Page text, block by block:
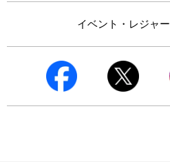
イベント・レジャ